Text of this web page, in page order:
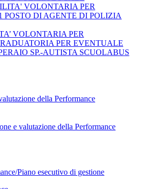
VOLONTARIA PER
POSTO DI AGENTE DI POLIZIA
VOLONTARIA PER
PER EVENTUALE
SP.-AUTISTA SCUOLABUS
della Performance
e valutazione della Performance
Piano esecutivo di gestione